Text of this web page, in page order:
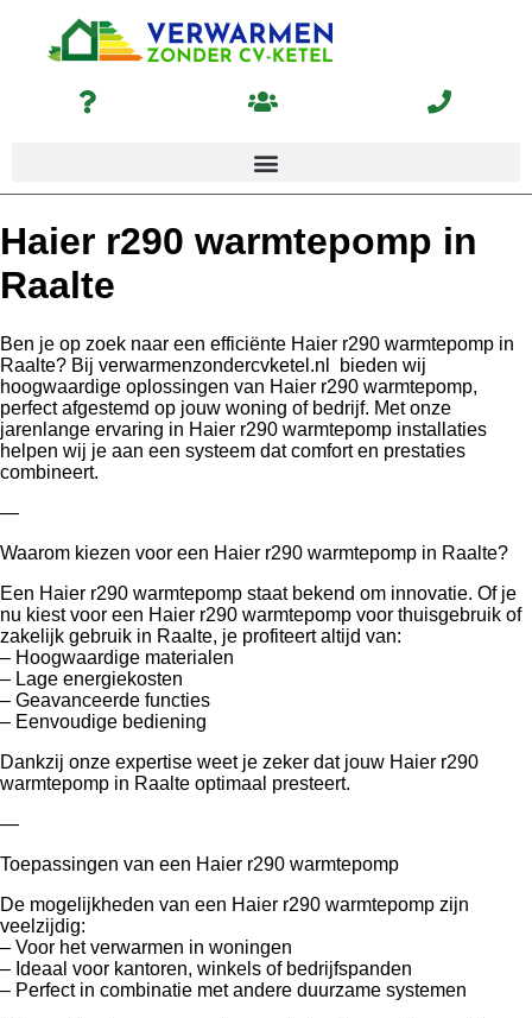
Haier r290 warmtepomp in
Raalte
Ben je op zoek naar een efficiënte Haier r290 warmtepomp in
Raalte? Bij verwarmenzondercvketel.nl bieden wij
hoogwaardige oplossingen van Haier r290 warmtepomp,
perfect afgestemd op jouw woning of bedrijf. Met onze
jarenlange ervaring in Haier r290 warmtepomp installaties
helpen wij je aan een systeem dat comfort en prestaties
combineert.
—
Waarom kiezen voor een Haier r290 warmtepomp in Raalte?
Een Haier r290 warmtepomp staat bekend om innovatie. Of je
nu kiest voor een Haier r290 warmtepomp voor thuisgebruik of
zakelijk gebruik in Raalte, je profiteert altijd van:
– Hoogwaardige materialen
– Lage energiekosten
– Geavanceerde functies
– Eenvoudige bediening
Dankzij onze expertise weet je zeker dat jouw Haier r290
warmtepomp in Raalte optimaal presteert.
—
Toepassingen van een Haier r290 warmtepomp
De mogelijkheden van een Haier r290 warmtepomp zijn
veelzijdig:
– Voor het verwarmen in woningen
– Ideaal voor kantoren, winkels of bedrijfspanden
– Perfect in combinatie met andere duurzame systemen